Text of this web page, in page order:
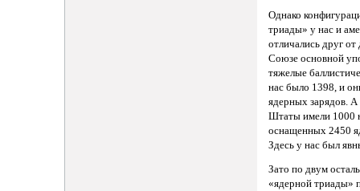
Однако
триады» у нас и
отличались друг
Союзе основной
тяжелые
нас было 1398, и
ядерных зарядов.
Штаты имели 1000
оснащенных 2450
Здесь у нас был
Зато по двум
«ядерной триады»